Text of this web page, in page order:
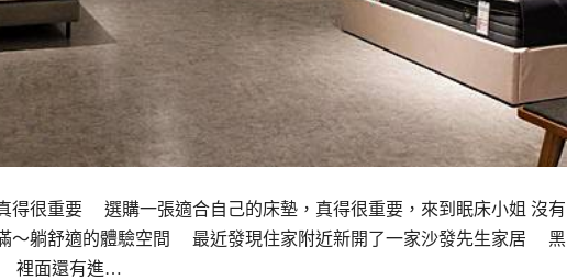
得很重要 選購一張適合自己的床墊，真得很重要，來到眠床小姐 沒有
～躺舒適的體驗空間 最近發現住家附近新開了一家沙發先生家居 黑
裡面還有進…